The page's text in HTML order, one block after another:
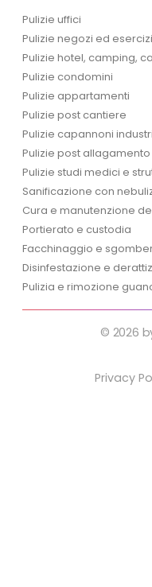
Pulizie uffici
Pulizie negozi ed
Pulizie hotel, camping,
Pulizie condomini
Pulizie appartamenti
Pulizie post cantiere
Pulizie capannoni
Pulizie post
Pulizie studi medici e
Sanificazione con
Cura e manutenzione
Portierato e custodia
Facchinaggio e
Disinfestazione e
Pulizia e rimozione
© 2026
Privacy